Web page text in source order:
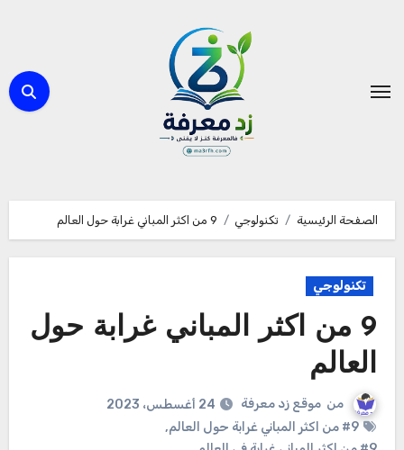
الصفحة الرئيسية تكنولوجي 9 من اكثر المباني غرابة حول العالم
تكنولوجي
9 من اكثر المباني غرابة حول
العالم
من موقع زد معرفة
24 أغسطس، 2023
#9 من اكثر المباني غرابة حول العالم
,